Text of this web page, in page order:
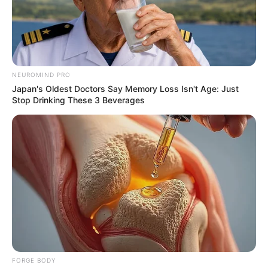
คงเป็นเพราะด้วยลักษณะนิสัยในการออกหากินในช่วงเวลา
ค่ำคืน และแววตาที่ดูดุดันน่ากลัว รวมถึงเสียงร้องที่แสน
โหยหวน และเย็นยะเยือก สิ่งต่างๆ เหล่านี้จึงทำให้นกแสก
เป็นอีกหนึ่งความเชื่อ ในเรื่องของอาถรรพ์เรื่องของลางร้าย
และเรื่องของความตาย
นกอีกชนิดหนึ่งที่มีลักษณะใกล้เคียงกัน จนทำให้หลายคน
เข้าใจว่าเป็นนกชนิดเดียวกัน นกฮูกจึงเป็นอีกตำนานหนึ่งที่
กล่าวถึงอาถรรพ์ความน่ากลัว และเป็นสัญลักษณ์แห่ง
ความตาย เช่นเดียวกับ นกแสก
ในต่างประเทศ นกแสกและนกฮูก ก็ยังคงเป็สัญลักษณ์แห่ง
ความตายเช่นกัน เช่น ในอิตาลีบนเกาะซิซิลี(Sicily) ชาว
บ้านเชื่อว่า ถ้าหากนกแสกส่งเสียงร้องใกล้ๆ บ้านหลังใดที่มี
คนป่วยนอนอยู่ คนนอนป่วนในบ้านหลังนั้นจะตายภายใน 3
วัน แต่ถ้าในบ้านหลังนั้นไม่มีคนป่วย คนในบ้านก็จะมีอาการ
เจ็บป่วย ด้วยโรคภัยไข้เจ็บต่างๆ
NEUROMIND PRO
Japan's Oldest Doctors Say Memory Loss Isn't Age: Just
Stop Drinking These 3 Beverages
FORGE BODY